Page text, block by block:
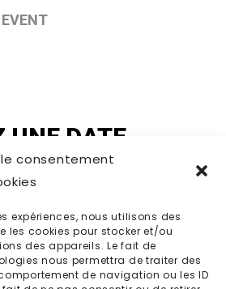
consentement
expériences, nous utilisons des
les cookies pour stocker et/ou
des appareils. Le fait de
nous permettra de traiter des
de navigation ou les ID
UNE DATE